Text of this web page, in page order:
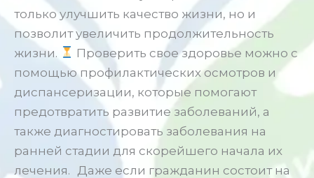
только улучшить качество жизни, но и
позволит увеличить продолжительность
жизни.
Проверить свое здоровье можно с
помощью профилактических осмотров и
диспансеризации, которые помогают
предотвратить развитие заболеваний, а
также диагностировать заболевания на
ранней стадии для скорейшего начала их
лечения.
Даже если гражданин состоит на